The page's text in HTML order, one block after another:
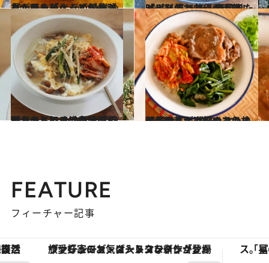
2024.6.22
ヘルシー「ベジビビンバ」レシピ しっかり炒めたえのきのナムルが美味 見た目も美しくて気分が上がる！
グルメ 2023.11.29
【火を使わないお手軽レシピ】 レンチンで簡単「ビビンバ丼」 野菜もたっぷり摂れて優秀＆美味！
グルメ
2023.11.15
【おうちでできる韓国料理レシピ】 もやしとニラのナムルのっけクッパ なめこのとろみで卵ふ～んわり
グルメ 2023.9.11
【ごはんが進むやみつき丼レシピ】 焼肉、キムチ、野菜ナムルの三色丼 野菜ナムルは好きなもので作ろう！
グルメ
FEATURE
フィーチャー記事
ヴァシュロン・コンスタンタン「オーヴァーシーズ・オートマティック」。旅愛好家のお気に入りコレクションから、ジェンダーレスな新作が登場